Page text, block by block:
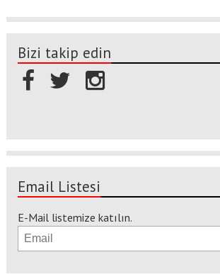
Bizi takip edin
Email Listesi
E-Mail listemize katılın.